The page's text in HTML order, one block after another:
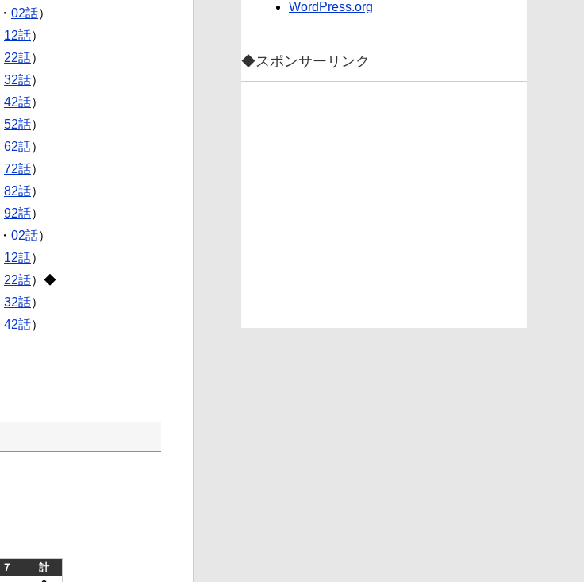
・ 02話）
12話）
22話）
32話）
42話）
52話）
62話）
72話）
82話）
92話）
・ 02話）
12話）
22話）◆
32話）
42話）
７
計
WordPress.org
◆スポンサーリンク